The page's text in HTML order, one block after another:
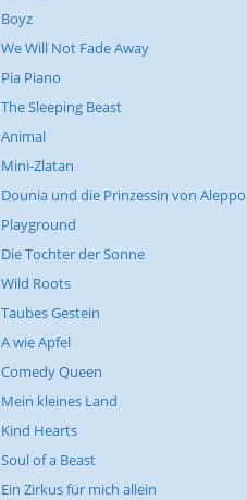
Boyz
We Will Not Fade Away
Pia Piano
The Sleeping Beast
Animal
Mini-Zlatan
Dounia und die Prinzessin von Aleppo
Playground
Die Tochter der Sonne
Wild Roots
Taubes Gestein
A wie Apfel
Comedy Queen
Mein kleines Land
Kind Hearts
Soul of a Beast
Ein Zirkus für mich allein